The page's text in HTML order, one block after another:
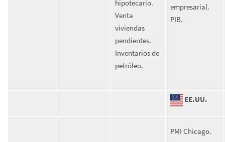
hipotecario.
Venta
viviendas
pendientes.
Inventarios de
petróleo.
empresarial.
PIB.
EE.UU.
PMI Chicago.